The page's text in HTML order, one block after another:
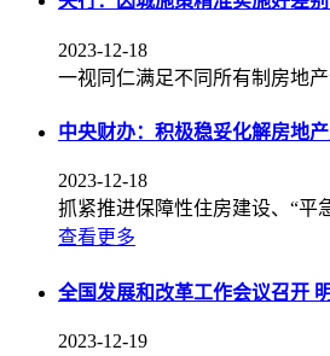
2023-12-18
一视同仁满足不同所有制房地
中央财办：积极稳妥化解房地
2023-12-18
抓紧推进保障性住房建设、“平
查看更多
全国发展和改革工作会议召开
2023-12-19